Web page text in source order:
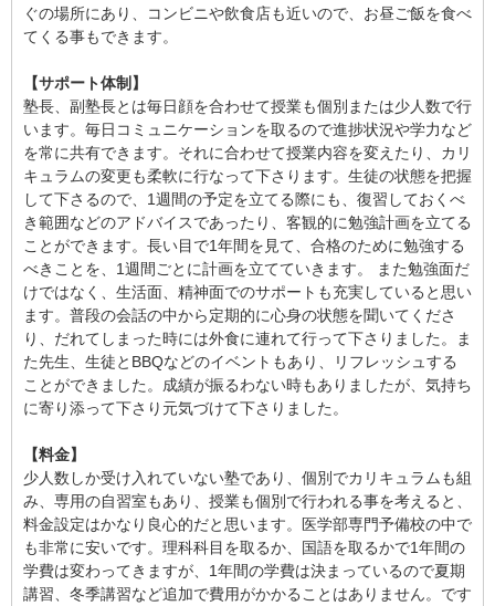
ぐの場所にあり、コンビニや飲食店も近いので、お昼ご飯を食べ
てくる事もできます。
【サポート体制】
塾長、副塾長とは毎日顔を合わせて授業も個別または少人数で行
います。毎日コミュニケーションを取るので進捗状況や学力など
を常に共有できます。それに合わせて授業内容を変えたり、カリ
キュラムの変更も柔軟に行なって下さります。生徒の状態を把握
して下さるので、1週間の予定を立てる際にも、復習しておくべ
き範囲などのアドバイスであったり、客観的に勉強計画を立てる
ことができます。長い目で1年間を見て、合格のために勉強する
べきことを、1週間ごとに計画を立てていきます。 また勉強面だ
けではなく、生活面、精神面でのサポートも充実していると思い
ます。普段の会話の中から定期的に心身の状態を聞いてくださ
り、だれてしまった時には外食に連れて行って下さりました。ま
た先生、生徒とBBQなどのイベントもあり、リフレッシュする
ことができました。成績が振るわない時もありましたが、気持ち
に寄り添って下さり元気づけて下さりました。
【料金】
少人数しか受け入れていない塾であり、個別でカリキュラムも組
み、専用の自習室もあり、授業も個別で行われる事を考えると、
料金設定はかなり良心的だと思います。医学部専門予備校の中で
も非常に安いです。理科科目を取るか、国語を取るかで1年間の
学費は変わってきますが、1年間の学費は決まっているので夏期
講習、冬季講習など追加で費用がかかることはありません。です